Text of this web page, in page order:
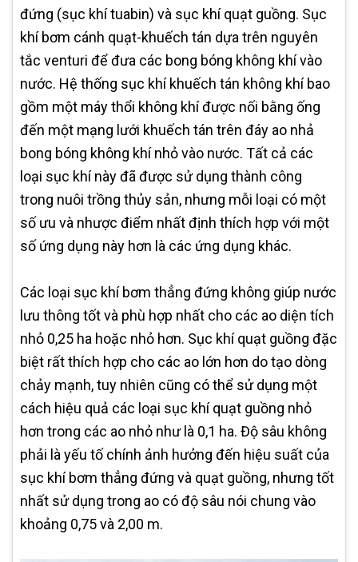
đứng (sục khí tuabin) và sục khí quạt guồng. Sục
khí bơm cánh quạt-khuếch tán dựa trên nguyên
tắc venturi để đưa các bong bóng không khí vào
nước. Hệ thống sục khí khuếch tán không khí bao
gồm một máy thổi không khí được nối bằng ống
đến một mạng lưới khuếch tán trên đáy ao nhả
bong bóng không khí nhỏ vào nước. Tất cả các
loại sục khí này đã được sử dụng thành công
trong nuôi trồng thủy sản, nhưng mỗi loại có một
số ưu và nhược điểm nhất định thích hợp với một
số ứng dụng này hơn là các ứng dụng khác.
Các loại sục khí bơm thẳng đứng không giúp nước
lưu thông tốt và phù hợp nhất cho các ao diện tích
nhỏ 0,25 ha hoặc nhỏ hơn. Sục khí quạt guồng đặc
biệt rất thích hợp cho các ao lớn hơn do tạo dòng
chảy mạnh, tuy nhiên cũng có thể sử dụng một
cách hiệu quả các loại sục khí quạt guồng nhỏ
hơn trong các ao nhỏ như là 0,1 ha. Độ sâu không
phải là yếu tố chính ảnh hưởng đến hiệu suất của
sục khí bơm thẳng đứng và quạt guồng, nhưng tốt
nhất sử dụng trong ao có độ sâu nói chung vào
khoảng 0,75 và 2,00 m.